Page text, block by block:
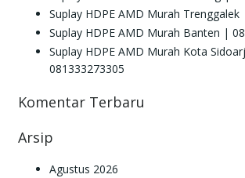
Suplay HDPE AMD Murah
Suplay HDPE AMD Murah Banten |
Suplay HDPE AMD Murah Kota
081333273305
Komentar Terbaru
Arsip
Agustus 2026